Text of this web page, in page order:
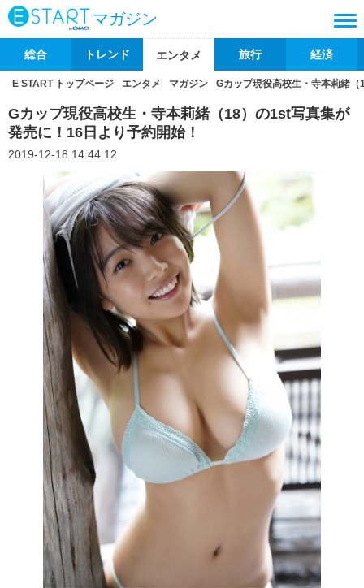
マガジン
総合 トレンド エンタメ 旅行 経済
E START トップページ エンタメ マガジン Gカップ現役高校生・寺本莉緒
Gカップ現役高校生・寺本莉緒（18）の1st写真集が
発売に！16日より予約開始！
2019-12-18 14:44:12